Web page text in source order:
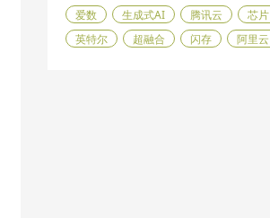
爱数
生成式AI 腾讯云
芯片
英特尔
超融合 闪存 阿里云